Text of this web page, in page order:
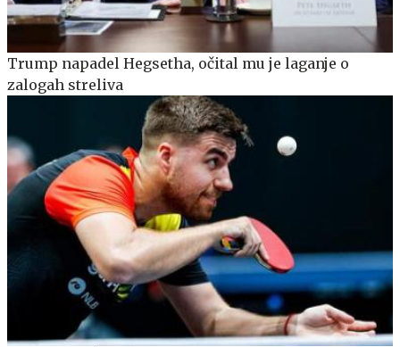
Trump napadel Hegsetha, očital mu je laganje o
zalogah streliva